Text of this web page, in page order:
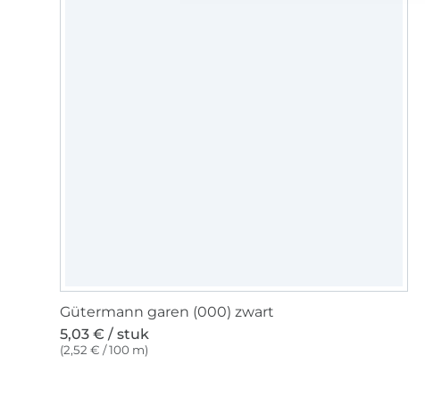
Gütermann garen (000) zwart
5,03 € / stuk
(2,52 € / 100 m)